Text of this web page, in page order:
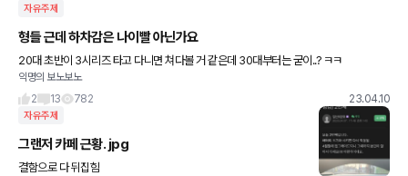
자유주제
형들 근데 하차감은 나이빨 아닌가요
20대 초반이 3시리즈 타고 다니면 쳐다볼 거 같은데 30대부터는 굳이..? ㅋㅋ
익명의 보노보노
2
13 782 23.04.10
자유주제
그랜저 카페 근황. jpg
결함으로 다 뒤집힘